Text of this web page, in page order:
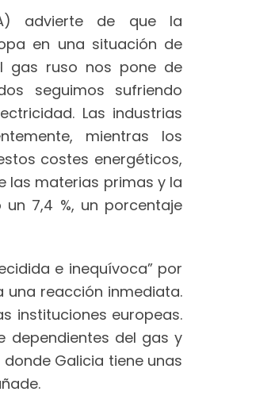
advierte de que la
en una situación de
gas ruso nos pone de
seguimos sufriendo
Las industrias
mientras los
costes energéticos,
las materias primas y la
7,4 %, un porcentaje
e inequívoca” por
una reacción inmediata.
instituciones europeas.
dependientes del gas y
Galicia tiene unas